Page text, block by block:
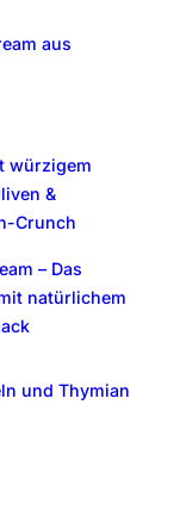
aus
würzigem
&
Crunch
– Das
natürlichem
und Thymian